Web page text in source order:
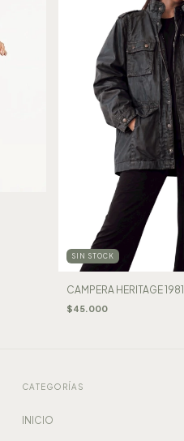
SIN STOCK
CAMPERA HERITAGE 1981
$45.000
CATEGORÍAS
INICIO